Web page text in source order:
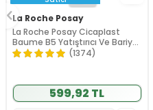
La Roche Posay
La Roche Posay Cicaplast
Baume B5 Yatıştırıcı Ve Bariyer
Onarıcı Bakım Kremi 40 ml
(1374)
599,92 TL